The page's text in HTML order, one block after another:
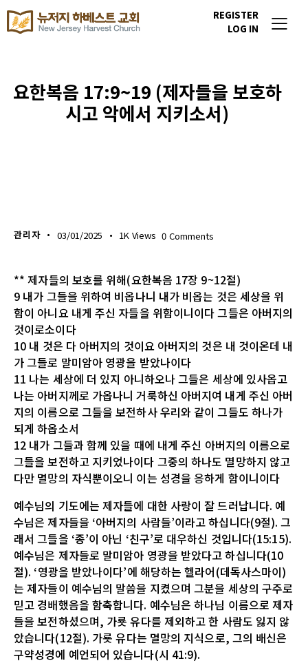
REGISTER
LOG IN
요한복음 17:9~19 (제자들을 보호하
시고 악에서 지키소서)
관리자 03/01/2025 1K Views 0 Comments
** 제자들의 보호를 위해(요한복음 17장 9~12절)
9 내가 그들을 위하여 비옵나니 내가 비옵는 것은 세상을 위
함이 아니요 내게 주신 자들을 위함이니이다 그들은 아버지의
것이로소이다
10 내 것은 다 아버지의 것이요 아버지의 것은 내 것이온데 내
가 그들로 말미암아 영광을 받았나이다
11 나는 세상에 더 있지 아니하오나 그들은 세상에 있사옵고
나는 아버지께로 가옵나니 거룩하신 아버지여 내게 주신 아버
지의 이름으로 그들을 보전하사 우리와 같이 그들도 하나가
되게 하옵소서
12 내가 그들과 함께 있을 때에 내게 주신 아버지의 이름으로
그들을 보전하고 지키었나이다 그중의 하나도 멸망하지 않고
다만 멸망의 자식뿐이오니 이는 성경을 응하게 함이니이다
예수님의 기도에는 제자들에 대한 사랑이 잘 드러납니다. 예
수님은 제자들을 ‘아버지의 사람들’이라고 하십니다(9절). 그
래서 그들을 ‘종’이 아닌 ‘친구’로 대우하신 것입니다(15:15).
예수님은 제자들로 말미암아 영광을 받았다고 하십니다(10
절). ‘영광을 받았나이다’에 해당하는 헬라어(데독사스마이)
는 제자들이 예수님의 말씀을 지켰으며 그분을 세상의 구주로
믿고 경배했음을 함축합니다. 예수님은 하나님 이름으로 제자
들을 보전하셨으며, 가룟 유다를 제외하고 한 사람도 잃지 않
았습니다(12절). 가룟 유다는 멸망의 지식으로, 그의 배신은
구약성경에 예언되어 있습니다(시 41:9).